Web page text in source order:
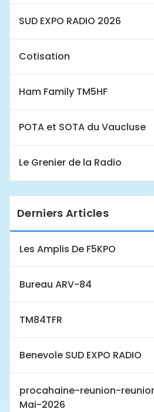
SUD EXPO RADIO 2026
Cotisation
Ham Family TM5HF
POTA et SOTA du Vaucluse
Le Grenier de la Radio
Derniers Articles
Les Amplis De F5KPO
Bureau ARV-84
TM84TFR
Benevole SUD EXPO RADIO
procahaine-reunion-
Mai-2026